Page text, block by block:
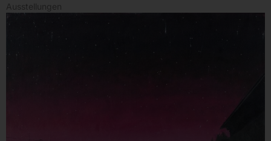
Ausstellungen